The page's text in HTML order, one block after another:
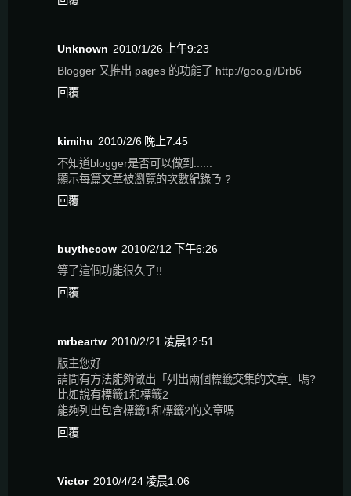
Unknown 2010/1/26 上午9:23
Blogger 又推出 pages 的功能了 http://goo.gl/Drb6
回覆
kimihu 2010/2/6 晚上7:45
不知道blogger是否可以做到......
顯示每篇文章被瀏覽的次數紀錄ㄋ ?
回覆
buythecow 2010/2/12 下午6:26
等了這個功能很久了!!
回覆
mrbeartw 2010/2/21 凌晨12:51
版主您好
請問有方法能夠做出「列出兩個標籤交集的文章」嗎?
比如說有標籤1和標籤2
能夠列出包含標籤1和標籤2的文章嗎
回覆
Victor 2010/4/24 凌晨1:06